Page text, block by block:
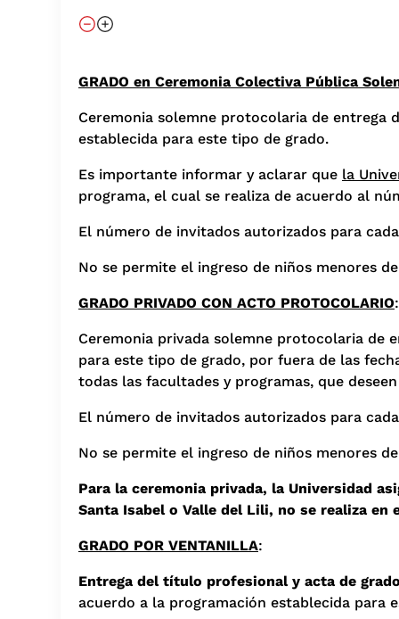
GRADO en Ceremonia Colectiva Pública
Ceremonia solemne protocolaria de entrega
establecida para este tipo de grado.
Es importante informar y aclarar que la
programa, el cual se realiza de acuerdo al
El número de invitados autorizados para
No se permite el ingreso de niños menores
GRADO PRIVADO CON ACTO PROTOCOLARIO
Ceremonia privada solemne protocolaria de
para este tipo de grado, por fuera de las
todas las facultades y programas, que
El número de invitados autorizados para
No se permite el ingreso de niños menores
Para la ceremonia privada, la Universidad
Santa Isabel o Valle del Lili, no se realiza en
GRADO POR VENTANILLA:
Entrega del título profesional y acta de
acuerdo a la programación establecida para